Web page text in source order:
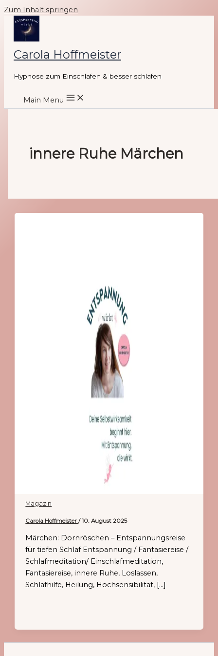
Zum Inhalt springen
Carola Hoffmeister
Hypnose zum Einschlafen & besser schlafen
Main Menu
innere Ruhe Märchen
Magazin
Carola Hoffmeister/10. August 2025
Märchen: Dornröschen – Entspannungsreise
für tiefen Schlaf Entspannung / Fantasiereise /
Schlafmeditation/ Einschlafmeditation,
Fantasiereise, innere Ruhe, Loslassen,
Schlafhilfe, Heilung, Hochsensibilität, […]